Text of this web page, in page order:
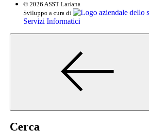
© 2026 ASST Lariana
Sviluppo a cura di
Servizi Informatici
Cerca